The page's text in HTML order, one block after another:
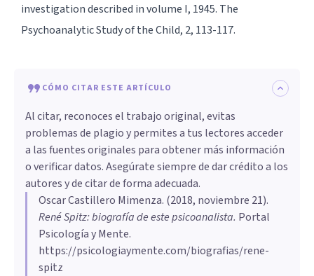
investigation described in volume I, 1945. The
Psychoanalytic Study of the Child, 2, 113-117.
CÓMO CITAR ESTE ARTÍCULO
Al citar, reconoces el trabajo original, evitas
problemas de plagio y permites a tus lectores acceder
a las fuentes originales para obtener más información
o verificar datos. Asegúrate siempre de dar crédito a los
autores y de citar de forma adecuada.
Oscar Castillero Mimenza. (2018, noviembre 21).
René Spitz: biografía de este psicoanalista. Portal
Psicología y Mente.
https://psicologiaymente.com/biografias/rene-
spitz